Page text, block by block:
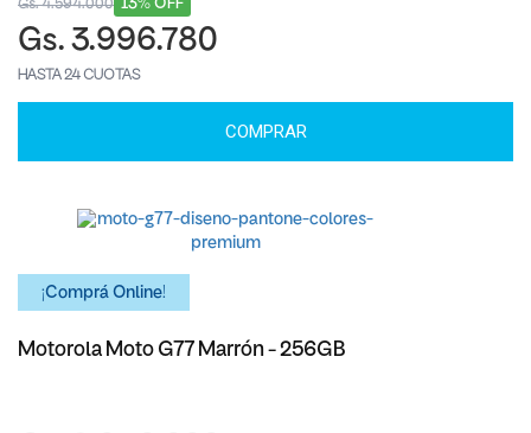
13% OFF
Gs. 4.594.000
Gs. 3.996.780
HASTA 24 CUOTAS
COMPRAR
¡Comprá Online!
Motorola Moto G77 Marrón - 256GB